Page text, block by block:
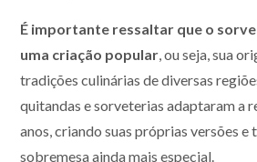
É importante ressaltar que o
uma criação popular, ou seja, sua
tradições culinárias de diversas
quitandas e sorveterias adaptaram a
anos, criando suas próprias versões e
sobremesa ainda mais especial.